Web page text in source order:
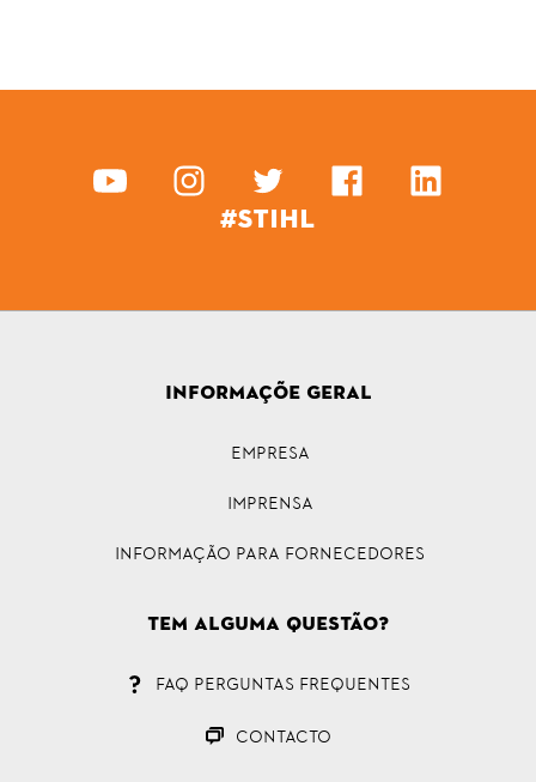
#STIHL
INFORMAÇÕE GERAL
Empresa
Imprensa
INFORMAÇÃO PARA FORNECEDORES
Tem alguma questão?
FAQ Perguntas Frequentes
CONTACTO